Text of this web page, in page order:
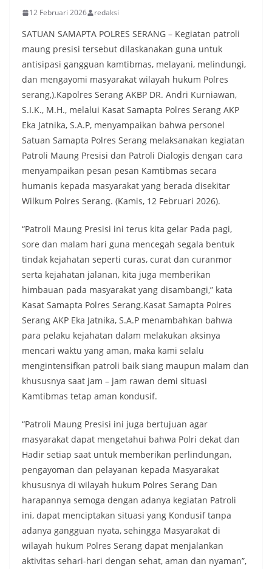
12 Februari 2026 redaksi
SATUAN SAMAPTA POLRES SERANG – Kegiatan patroli
maung presisi tersebut dilaskanakan guna untuk
antisipasi gangguan kamtibmas, melayani, melindungi,
dan mengayomi masyarakat wilayah hukum Polres
serang,).Kapolres Serang AKBP DR. Andri Kurniawan,
S.I.K., M.H., melalui Kasat Samapta Polres Serang AKP
Eka Jatnika, S.A.P, menyampaikan bahwa personel
Satuan Samapta Polres Serang melaksanakan kegiatan
Patroli Maung Presisi dan Patroli Dialogis dengan cara
menyampaikan pesan pesan Kamtibmas secara
humanis kepada masyarakat yang berada disekitar
Wilkum Polres Serang. (Kamis, 12 Februari 2026).
“Patroli Maung Presisi ini terus kita gelar Pada pagi,
sore dan malam hari guna mencegah segala bentuk
tindak kejahatan seperti curas, curat dan curanmor
serta kejahatan jalanan, kita juga memberikan
himbauan pada masyarakat yang disambangi,” kata
Kasat Samapta Polres Serang.Kasat Samapta Polres
Serang AKP Eka Jatnika, S.A.P menambahkan bahwa
para pelaku kejahatan dalam melakukan aksinya
mencari waktu yang aman, maka kami selalu
mengintensifkan patroli baik siang maupun malam dan
khususnya saat jam – jam rawan demi situasi
Kamtibmas tetap aman kondusif.
“Patroli Maung Presisi ini juga bertujuan agar
masyarakat dapat mengetahui bahwa Polri dekat dan
Hadir setiap saat untuk memberikan perlindungan,
pengayoman dan pelayanan kepada Masyarakat
khususnya di wilayah hukum Polres Serang Dan
harapannya semoga dengan adanya kegiatan Patroli
ini, dapat menciptakan situasi yang Kondusif tanpa
adanya gangguan nyata, sehingga Masyarakat di
wilayah hukum Polres Serang dapat menjalankan
aktivitas sehari-hari dengan sehat, aman dan nyaman”,